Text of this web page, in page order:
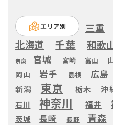
エリア別 三重
北海道 千葉 和歌
奈良 宮城 宮崎 富山
岡山
岩手 島根 広島
新潟 東京 栃木 沖
石川
神奈川 福井
茨城 長崎 長野 青森